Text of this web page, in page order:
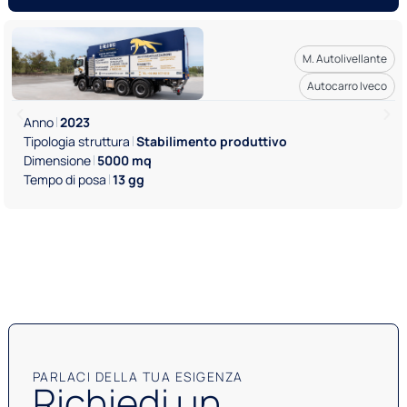
M. Autolivellante
Autocarro Iveco
Anno 2023
Tipologia struttura Stabilimento produttivo
Dimensione 5000 mq
Tempo di posa 13 gg
PARLACI DELLA TUA ESIGENZA